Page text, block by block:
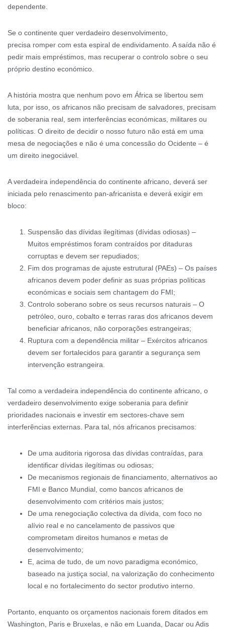
dependente.
Se o continente quer verdadeiro desenvolvimento,
precisa romper com esta espiral de endividamento. A saída não é
pedir mais empréstimos, mas recuperar o controlo sobre o seu
próprio destino económico.
A história mostra que nenhum povo em África se libertou sem
luta, por isso, os africanos não precisam de salvadores, precisam
de soberania real, sem interferências económicas, militares ou
políticas. O direito de decidir o nosso futuro não está em uma
mesa de negociações e não é uma concessão do Ocidente – é
um direito inegociável.
A verdadeira independência do continente africano, deverá ser
iniciada pelo renascimento pan-africanista e deverá exigir em
bloco:
Suspensão das dívidas ilegítimas (dívidas odiosas) –
Muitos empréstimos foram contraídos por ditaduras
corruptas e devem ser repudiados;
Fim dos programas de ajuste estrutural (PAEs) – Os países
africanos devem poder definir as suas próprias políticas
económicas e sociais sem chantagem do FMI;
Controlo soberano sobre os seus recursos naturais – O
petróleo, ouro, cobalto e terras raras dos africanos devem
beneficiar africanos, não corporações estrangeiras;
Ruptura com a dependência militar – Exércitos africanos
devem ser fortalecidos para garantir a segurança sem
intervenção estrangeira.
Tal como a verdadeira independência do continente africano, o
verdadeiro desenvolvimento exige soberania para definir
prioridades nacionais e investir em sectores-chave sem
interferências externas. Para tal, nós africanos precisamos:
De uma auditoria rigorosa das dívidas contraídas, para
identificar dívidas ilegítimas ou odiosas;
De mecanismos regionais de financiamento, alternativos ao
FMI e Banco Mundial, como bancos africanos de
desenvolvimento com critérios mais justos;
De uma renegociação colectiva da dívida, com foco no
alívio real e no cancelamento de passivos que
comprometam direitos humanos e metas de
desenvolvimento;
E, acima de tudo, de um novo paradigma económico,
baseado na justiça social, na valorização do conhecimento
local e no fortalecimento do sector produtivo interno.
Portanto, enquanto os orçamentos nacionais forem ditados em
Washington, Paris e Bruxelas, e não em Luanda, Dacar ou Adis